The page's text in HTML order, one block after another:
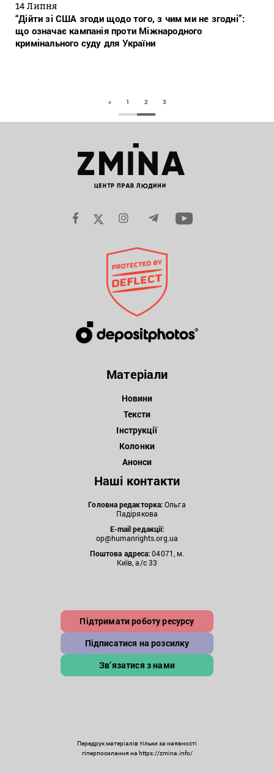
14 Липня
“Дійти зі США згоди щодо того, з чим ми не згодні”:
що означає кампанія проти Міжнародного
кримінального суду для України
< 1 2 3
Матеріали
Новини
Тексти
Інструкції
Колонки
Анонси
Наші контакти
Головна редакторка:Ольга
Падірякова
E-mail редакції:
op@humanrights.org.ua
Поштова адреса:04071, м.
Київ, а/с 33
Підтримати роботу ресурсу
Підписатися на розсилку
Зв’язатися з нами
Передрук матеріалів тільки за наявності
гіперпосилання на https://zmina.info/